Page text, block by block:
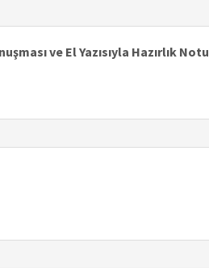
ve El Yazısıyla Hazırlık Notu